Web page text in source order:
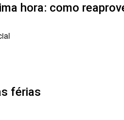
hora: como
férias